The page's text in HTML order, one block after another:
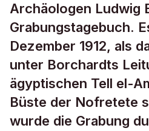
Archäologen Ludwig
Grabungstagebuch.
Dezember 1912, als
unter Borchardts
ägyptischen Tell el-
Büste der Nofretete
wurde die Grabung